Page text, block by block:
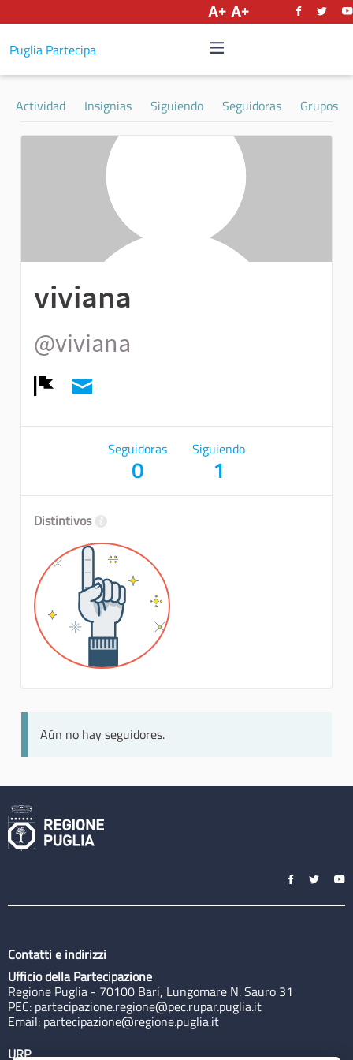
Puglia Partecipa
Actividad Insignias Siguiendo Seguidoras Grupos
viviana
@viviana
Seguidoras
0
Siguiendo
1
Distintivos
Aún no hay seguidores.
Contatti e indirizzi
Ufficio della Partecipazione
Regione Puglia - 70100 Bari, Lungomare N. Sauro 31
PEC: partecipazione.regione@pec.rupar.puglia.it
Email: partecipazione@regione.puglia.it
URP